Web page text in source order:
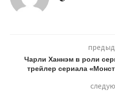
Чарли Ханнэм в роли
трейлер сериала